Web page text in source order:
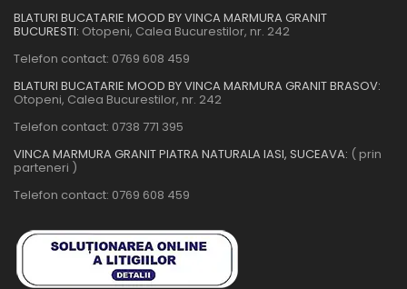
BLATURI BUCATARIE MOOD BY VINCA MARMURA GRANIT
BUCURESTI: Otopeni, Calea Bucurestilor, nr. 242
Telefon contact: 0769 608 459
BLATURI BUCATARIE MOOD BY VINCA MARMURA GRANIT BRASOV:
Otopeni, Calea Bucurestilor, nr. 242
Telefon contact: 0738 771 395
VINCA MARMURA GRANIT PIATRA NATURALA IASI, SUCEAVA: ( prin
parteneri )
Telefon contact: 0769 608 459